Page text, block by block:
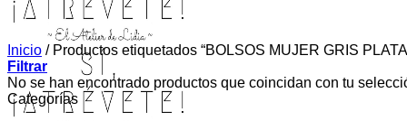
Inicio /Productos etiquetados “BOLSOS MUJER GRIS
Filtrar
No se han encontrado productos que coincidan con tu
Categorías